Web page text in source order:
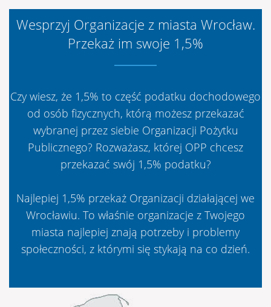
Wesprzyj Organizacje z miasta Wrocław.
Przekaż im swoje 1,5%
Czy wiesz, że 1,5% to część podatku dochodowego
od osób fizycznych, którą możesz przekazać
wybranej przez siebie Organizacji Pożytku
Publicznego? Rozważasz, której OPP chcesz
przekazać swój 1,5% podatku?
Najlepiej 1,5% przekaż Organizacji działającej we
Wrocławiu. To właśnie organizacje z Twojego
miasta najlepiej znają potrzeby i problemy
społeczności, z którymi się stykają na co dzień.